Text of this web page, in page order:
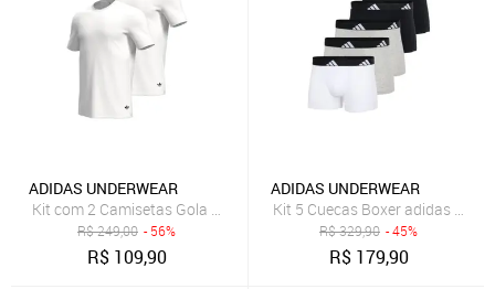
ADIDAS UNDERWEAR
Kit com 2 Camisetas Gola Careca adidas Underwear Branco
R$249,00 - 56%
R$ 109,90
ADIDAS UNDERWEAR
Kit 5 Cuecas Boxer adidas
R$329,90 - 45%
R$ 179,90